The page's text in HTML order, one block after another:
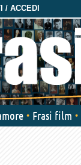
/ ACCEDI
Frasi film